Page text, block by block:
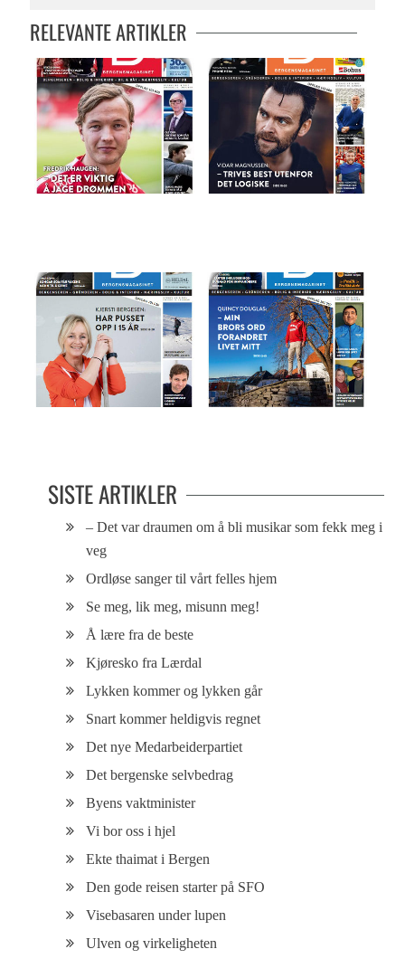
RELEVANTE ARTIKLER
SISTE ARTIKLER
– Det var draumen om å bli musikar som fekk meg i
veg
Ordløse sanger til vårt felles hjem
Se meg, lik meg, misunn meg!
Å lære fra de beste
Kjøresko fra Lærdal
Lykken kommer og lykken går
Snart kommer heldigvis regnet
Det nye Medarbeiderpartiet
Det bergenske selvbedrag
Byens vaktminister
Vi bor oss i hjel
Ekte thaimat i Bergen
Den gode reisen starter på SFO
Visebasaren under lupen
Ulven og virkeligheten